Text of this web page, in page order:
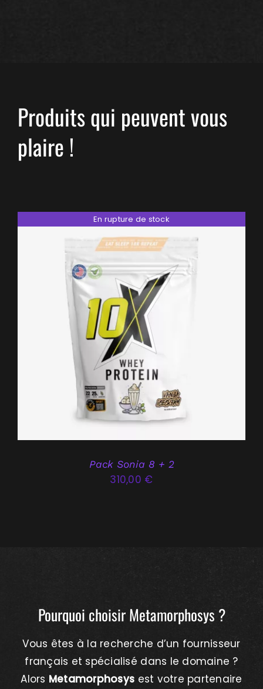
Produits qui peuvent vous
plaire !
En rupture de stock
DÉTAILS
Pack Sonia 8 + 2
310,00 €
Pourquoi choisir Metamorphosys ?
Vous êtes à la recherche d’un fournisseur
français et spécialisé dans le domaine ?
Alors Metamorphosys est votre partenaire